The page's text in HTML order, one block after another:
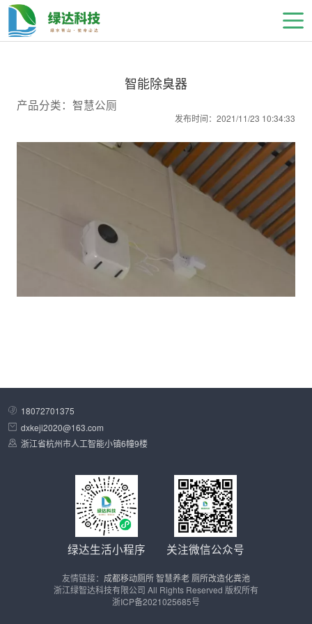
智能除臭器
产品分类：智慧公厕
发布时间：2021/11/23 10:34:33
18072701375
dxkeji2020@163.com
浙江省杭州市人工智能小镇6幢9楼
绿达生活小程序 关注微信公众号
友情链接： 成都移动厕所智慧养老 厕所改造化粪池
浙江绿智达科技有限公司 All Rights Reserved 版权所有
浙ICP备2021025685号